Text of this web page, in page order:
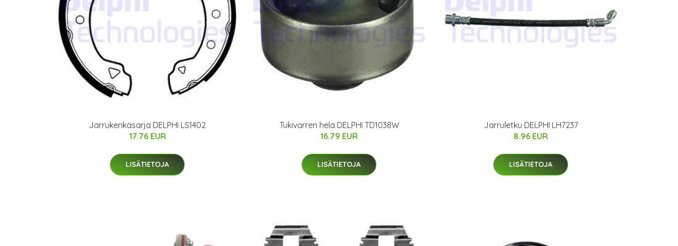
Jarrukenkäsarja DELPHI LS1402
17.76 EUR
LISÄTIETOJA
Tukivarren hela DELPHI TD1038W
16.79 EUR
LISÄTIETOJA
Jarruletku DELPHI LH7237
8.96 EUR
LISÄTIETOJA